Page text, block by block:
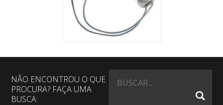
NÃO ENCONTROU O QUE
PROCURA? FAÇA UMA
BUSCA: